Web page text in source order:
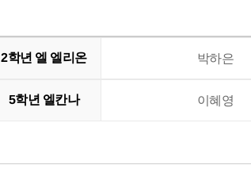
2학년 엘 엘리온 박하은
5학년 엘칸나 이혜영